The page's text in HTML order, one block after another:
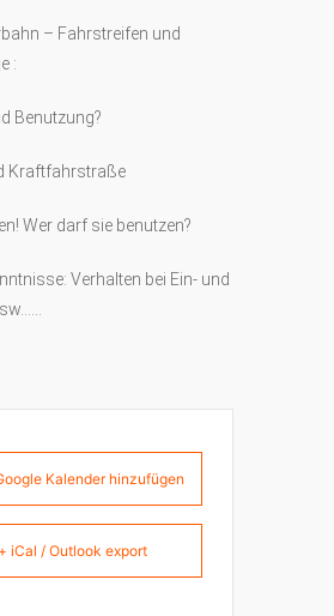
– Fahrstreifen und
:
Benutzung?
Kraftfahrstraße
Wer darf sie benutzen?
Verhalten bei Ein- und
Kalender hinzufügen
+ iCal / Outlook export